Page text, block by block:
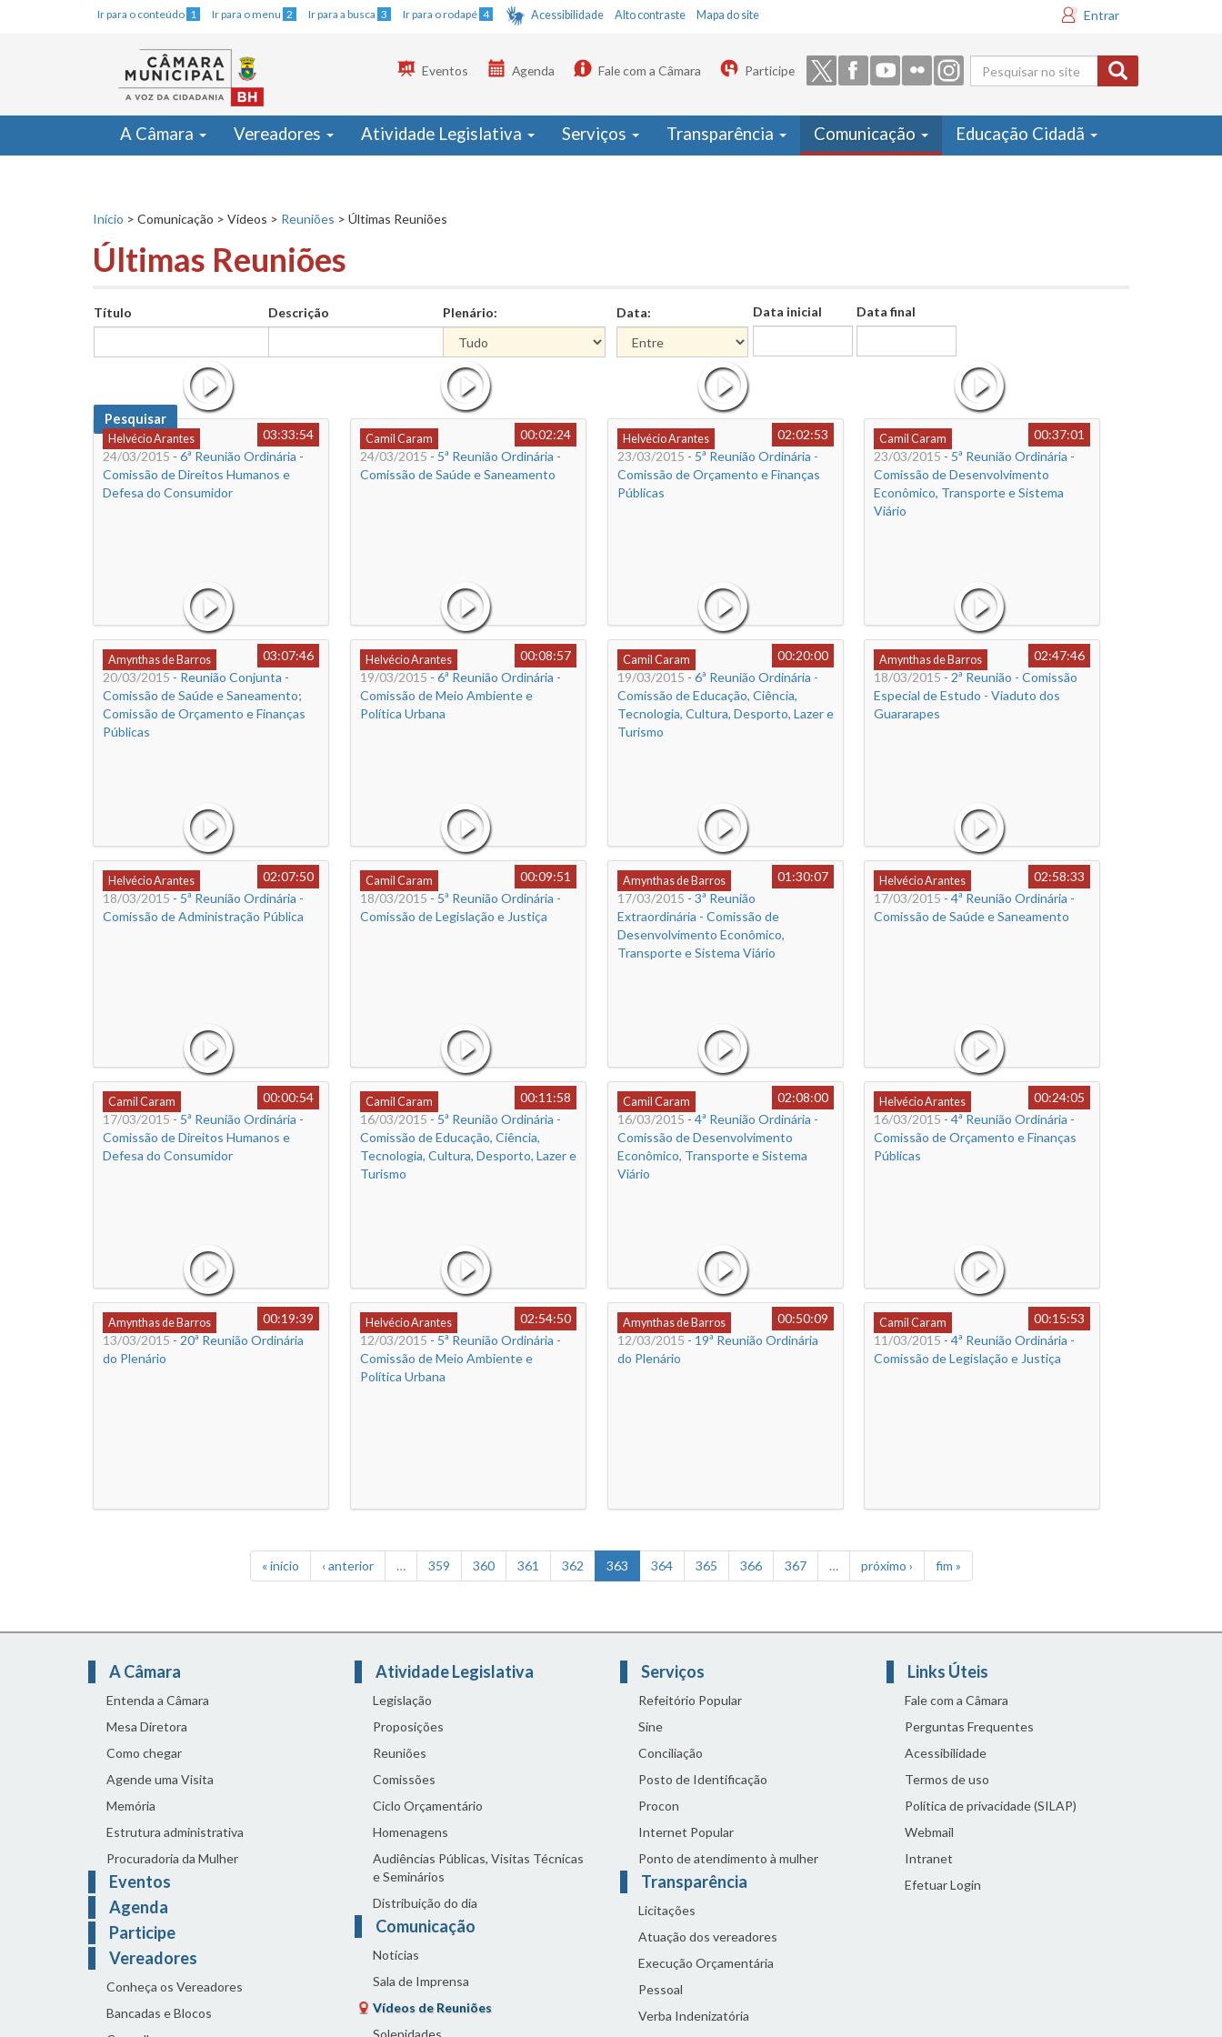
Ir para o conteúdo 1 Ir para o menu 2 Ir para a busca 3 Ir para o rodapé 4 Acessibilidade Alto contraste Mapa do site Entrar
Formulário
de busca
Eventos Agenda Fale com a Câmara Participe
A Câmara Vereadores Atividade Legislativa Serviços Transparência Comunicação Educação Cidadã
Início > Comunicação > Vídeos > Reuniões > Últimas Reuniões
Últimas Reuniões
Título Descrição Plenário: Data: Data inicial Data final
Pesquisar
Helvécio Arantes
03:33:54
24/03/2015 - 6ª Reunião Ordinária -
Comissão de Direitos Humanos e
Defesa do Consumidor
Camil Caram
00:02:24
24/03/2015 - 5ª Reunião Ordinária -
Comissão de Saúde e Saneamento
Helvécio Arantes
02:02:53
23/03/2015 - 5ª Reunião Ordinária -
Comissão de Orçamento e Finanças
Públicas
Camil Caram
00:37:01
23/03/2015 - 5ª Reunião Ordinária -
Comissão de Desenvolvimento
Econômico, Transporte e Sistema
Viário
Amynthas de Barros
03:07:46
20/03/2015 - Reunião Conjunta -
Comissão de Saúde e Saneamento;
Comissão de Orçamento e Finanças
Públicas
Helvécio Arantes
00:08:57
19/03/2015 - 6ª Reunião Ordinária -
Comissão de Meio Ambiente e
Política Urbana
Camil Caram
00:20:00
19/03/2015 - 6ª Reunião Ordinária -
Comissão de Educação, Ciência,
Tecnologia, Cultura, Desporto, Lazer e
Turismo
Amynthas de Barros
02:47:46
18/03/2015 - 2ª Reunião - Comissão
Especial de Estudo - Viaduto dos
Guararapes
Helvécio Arantes
02:07:50
18/03/2015 - 5ª Reunião Ordinária -
Comissão de Administração Pública
Camil Caram
00:09:51
18/03/2015 - 5ª Reunião Ordinária -
Comissão de Legislação e Justiça
Amynthas de Barros
01:30:07
17/03/2015 - 3ª Reunião
Extraordinária - Comissão de
Desenvolvimento Econômico,
Transporte e Sistema Viário
Helvécio Arantes
02:58:33
17/03/2015 - 4ª Reunião Ordinária -
Comissão de Saúde e Saneamento
Camil Caram
00:00:54
17/03/2015 - 5ª Reunião Ordinária -
Comissão de Direitos Humanos e
Defesa do Consumidor
Camil Caram
00:11:58
16/03/2015 - 5ª Reunião Ordinária -
Comissão de Educação, Ciência,
Tecnologia, Cultura, Desporto, Lazer e
Turismo
Camil Caram
02:08:00
16/03/2015 - 4ª Reunião Ordinária -
Comissão de Desenvolvimento
Econômico, Transporte e Sistema
Viário
Helvécio Arantes
00:24:05
16/03/2015 - 4ª Reunião Ordinária -
Comissão de Orçamento e Finanças
Públicas
Amynthas de Barros
00:19:39
13/03/2015 - 20ª Reunião Ordinária
do Plenário
Helvécio Arantes
02:54:50
12/03/2015 - 5ª Reunião Ordinária -
Comissão de Meio Ambiente e
Política Urbana
Amynthas de Barros
00:50:09
12/03/2015 - 19ª Reunião Ordinária
do Plenário
Camil Caram
00:15:53
11/03/2015 - 4ª Reunião Ordinária -
Comissão de Legislação e Justiça
« início ‹ anterior … 359 360 361 362 363 364 365 366 367 … próximo › fim »
A Câmara
Entenda a Câmara
Mesa Diretora
Como chegar
Agende uma Visita
Memória
Estrutura administrativa
Procuradoria da Mulher
Eventos
Agenda
Participe
Vereadores
Conheça os Vereadores
Bancadas e Blocos
Atividade Legislativa
Legislação
Proposições
Reuniões
Comissões
Ciclo Orçamentário
Homenagens
Audiências Públicas, Visitas Técnicas
e Seminários
Distribuição do dia
Comunicação
Notícias
Sala de Imprensa
Vídeos de Reuniões
Solenidades
Serviços
Refeitório Popular
Sine
Conciliação
Posto de Identificação
Procon
Internet Popular
Ponto de atendimento à mulher
Transparência
Licitações
Atuação dos vereadores
Execução Orçamentária
Pessoal
Verba Indenizatória
Links Úteis
Fale com a Câmara
Perguntas Frequentes
Acessibilidade
Termos de uso
Política de privacidade (SILAP)
Webmail
Intranet
Efetuar Login